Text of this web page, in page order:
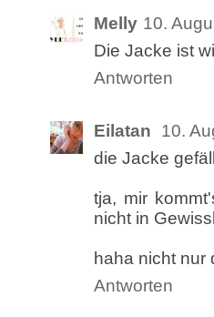
Melly 10.
Die Jacke ist
Antworten
Eilatan
10.
die Jacke
tja, mir
nicht in
haha nicht nur
Antworten